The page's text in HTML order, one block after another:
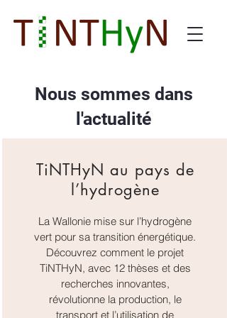
Nous sommes dans
l'actualité
TiNTHyN au pays de
l’hydrogène
La Wallonie mise sur l’hydrogène
vert pour sa transition énergétique.
Découvrez comment le projet
TiNTHyN, avec 12 thèses et des
recherches innovantes,
révolutionne la production, le
transport et l’utilisation de